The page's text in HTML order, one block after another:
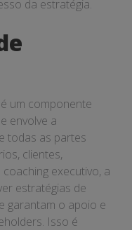
da estratégia.
um componente
envolve a
todas as partes
clientes,
executivo, a
estratégias de
garantam o apoio e
Isso é